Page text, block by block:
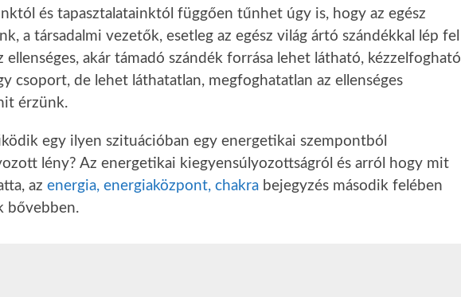
és tapasztalatainktól függően tűnhet úgy is, hogy az egész
a társadalmi vezetők, esetleg az egész világ ártó szándékkal lép fel
ellenséges, akár támadó szándék forrása lehet látható, kézzelfogható
csoport, de lehet láthatatlan, megfoghatatlan az ellenséges
érzünk.
egy ilyen szituációban egy energetikai szempontból
lény? Az energetikai kiegyensúlyozottságról és arról hogy mit
az energia, energiaközpont, chakra bejegyzés második felében
bővebben.